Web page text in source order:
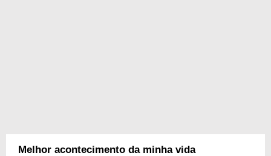
Melhor acontecimento da minha vida